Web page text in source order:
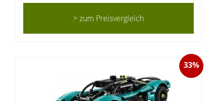
> zum Preisvergleich
33%